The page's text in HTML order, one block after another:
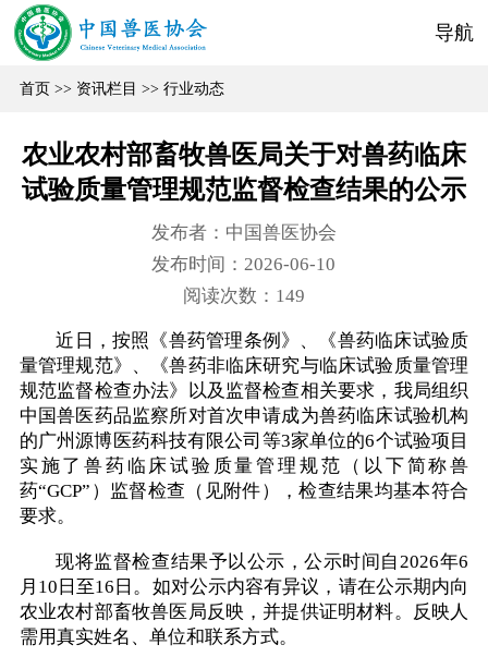
导航
首页>> 资讯栏目 >> 行业动态
农业农村部畜牧兽医局关于对兽药临床
试验质量管理规范监督检查结果的公示
发布者：中国兽医协会
发布时间：2026-06-10
阅读次数： 149
近日，按照《兽药管理条例》、《兽药临床试验质
量管理规范》、《兽药非临床研究与临床试验质量管理
规范监督检查办法》以及监督检查相关要求，我局组织
中国兽医药品监察所对首次申请成为兽药临床试验机构
的广州源博医药科技有限公司等3家单位的6个试验项目
实施了兽药临床试验质量管理规范（以下简称兽
药“GCP”）监督检查（见附件），检查结果均基本符合
要求。
现将监督检查结果予以公示，公示时间自2026年6
月10日至16日。如对公示内容有异议，请在公示期内向
农业农村部畜牧兽医局反映，并提供证明材料。反映人
需用真实姓名、单位和联系方式。